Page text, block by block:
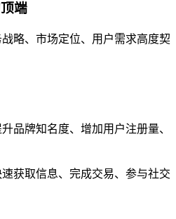
端
略、市场定位、用户需求高度契
升品牌知名度、增加用户注册量、
速获取信息、完成交易、参与社交